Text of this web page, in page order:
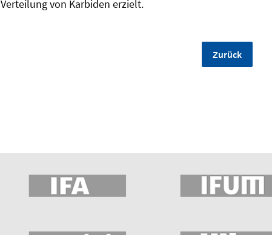
Verteilung von Karbiden erzielt.
Zurück